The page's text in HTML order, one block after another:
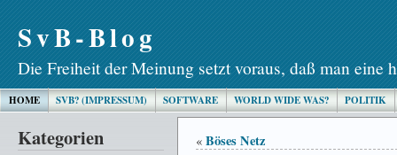
SvB-Blog
Die Freiheit der Meinung setzt voraus, daß man eine
HOME SVB? (IMPRESSUM) SOFTWARE WORLD WIDE WAS? POLITIK
Kategorien « Böses Netz